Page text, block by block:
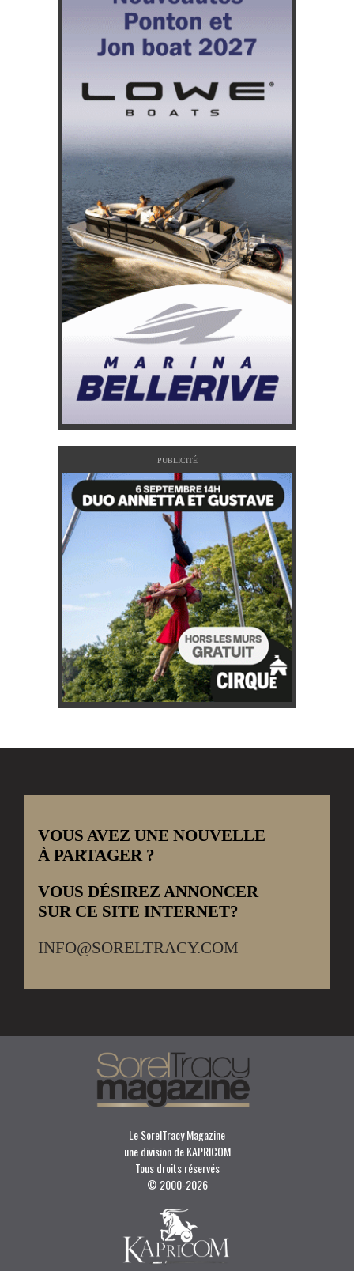
PUBLICITÉ
VOUS AVEZ UNE NOUVELLE
À PARTAGER ?
VOUS DÉSIREZ ANNONCER
SUR CE SITE INTERNET?
INFO@SORELTRACY.COM
Le SorelTracy Magazine
une division de KAPRICOM
Tous droits réservés
© 2000-2026